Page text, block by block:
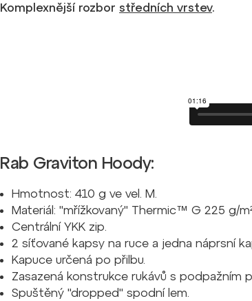
Komplexnější rozbor středních vrstev.
Rab Graviton Hoody:
Hmotnost: 410 g ve vel. M.
Materiál: "mřížkovaný" Thermic™ G 225 g/
Centrální YKK zip.
2 síťované kapsy na ruce a jedna náprsní
Kapuce určená po přilbu.
Zasazená konstrukce rukávů s podpažním
Spuštěný "dropped" spodní lem.